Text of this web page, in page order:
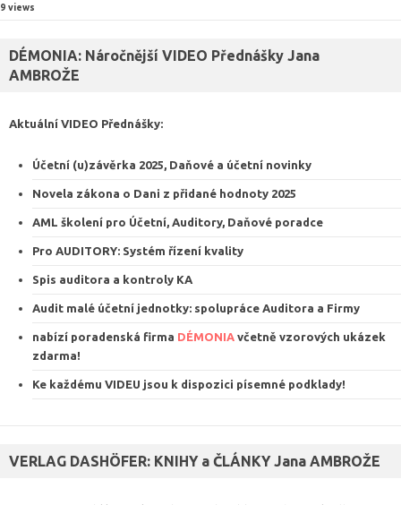
9 views
DÉMONIA: Náročnější VIDEO Přednášky Jana
AMBROŽE
Aktuální VIDEO Přednášky:
Účetní (u)závěrka 2025, Daňové a účetní novinky
Novela zákona o Dani z přidané hodnoty 2025
AML školení pro Účetní, Auditory, Daňové poradce
Pro AUDITORY: Systém řízení kvality
Spis auditora a kontroly KA
Audit malé účetní jednotky: spolupráce Auditora a Firmy
nabízí poradenská firma DÉMONIA včetně vzorových ukázek
zdarma!
Ke každému VIDEU jsou k dispozici písemné podklady!
VERLAG DASHÖFER: KNIHY a ČLÁNKY Jana AMBROŽE